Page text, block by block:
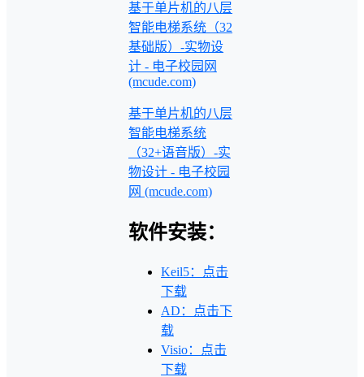
基于单片机的八层
智能电梯系统（32
基础版）-实物设
计 - 电子校园网
(mcude.com)
基于单片机的八层
智能电梯系统
（32+语音版）-实
物设计 - 电子校园
网 (mcude.com)
软件安装：
Keil5：点击
下载
AD：点击下
载
Visio：点击
下载